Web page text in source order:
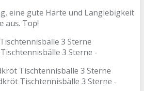
eine gute Härte und Langlebigkeit
aus. Top!